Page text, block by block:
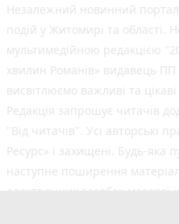
Незалежний новинний
подій у Житомирі та області.
мультимедійною редакцією
хвилин Романів» видавець
висвітлюємо важливі та
Редакція запрошує читачів
"Від читачів". Усі авторські
Ресурс» і захищені. Будь-яка
наступне поширення
електронних засобах